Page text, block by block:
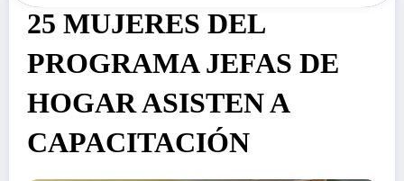
25 MUJERES DEL
PROGRAMA JEFAS DE
HOGAR ASISTEN A
CAPACITACIÓN